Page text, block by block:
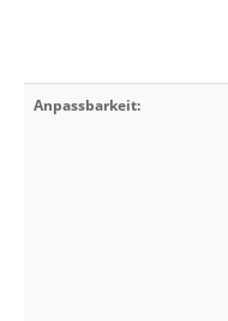
Anpassbarkeit: